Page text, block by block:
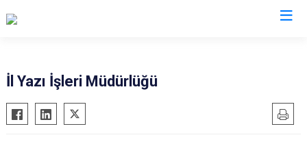
İl Yazı İşleri Müdürlüğü